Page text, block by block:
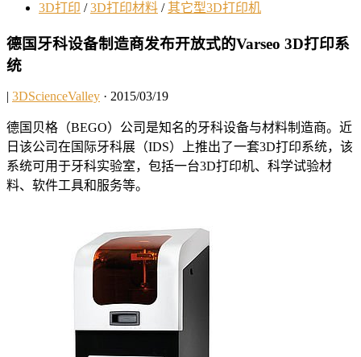
3D打印 / 3D打印材料 / 其它型3D打印机
德国牙科设备制造商发布开放式的Varseo 3D打印系
统
| 3DScienceValley · 2015/03/19
德国贝格（BEGO）公司是知名的牙科设备与材料制造商。近
日该公司在国际牙科展（IDS）上推出了一套3D打印系统，该
系统可用于牙科实验室，包括一台3D打印机、科学试验材
料、软件工具和服务等。